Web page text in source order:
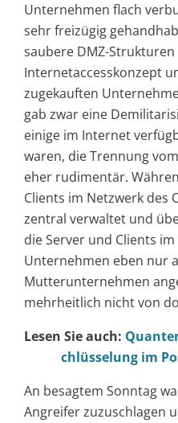
Unternehmen flach
sehr freizügig
saubere DMZ-
Internetaccesskonzept
zugekauften
gab zwar eine
einige im Internet
waren, die Trennung
eher rudimentär.
Clients im Netzwerk des
zentral verwaltet und
die Server und Clients
Unternehmen eben nur
Mutterunternehmen
mehrheitlich nicht von
Lesen Sie auch:
chlüsselung im
An besagtem Sonntag
Angreifer zuzuschlagen